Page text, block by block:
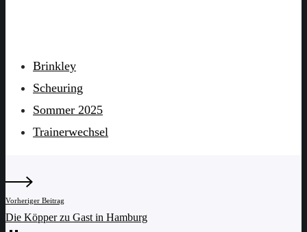
Brinkley
Scheuring
Sommer 2025
Trainerwechsel
Vorheriger Beitrag
Die Köpper zu Gast in Hamburg